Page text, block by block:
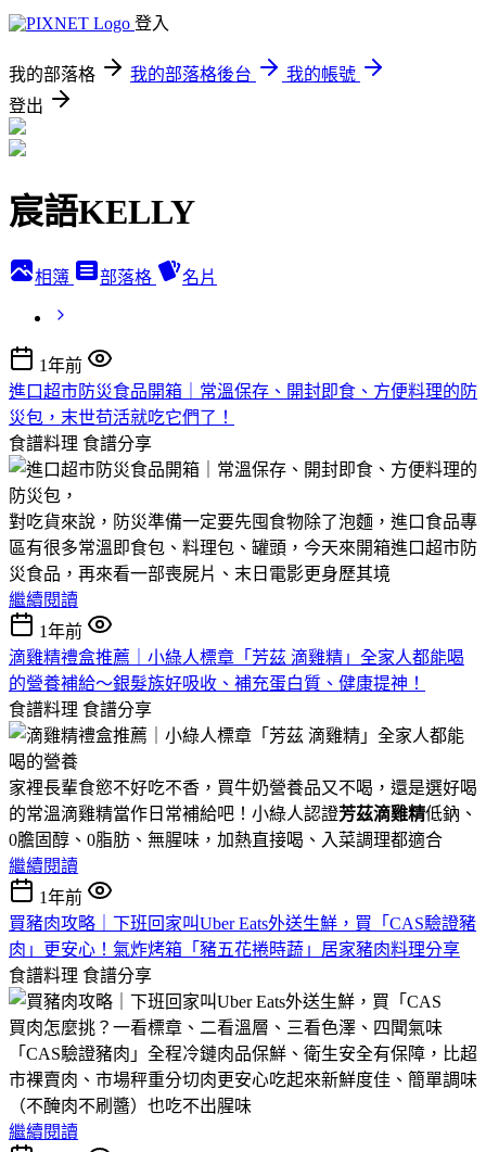
登入
我的部落格 我的部落格後台
我的帳號
登出
宸語KELLY
相簿 部落格 名片
1年前
進口超市防災食品開箱｜常溫保存、開封即食、方便料理的防
災包，末世苟活就吃它們了！
食譜料理 食譜分享
對吃貨來說，防災準備一定要先囤食物除了泡麵，進口食品專
區有很多常溫即食包、料理包、罐頭，今天來開箱進口超市防
災食品，再來看一部喪屍片、末日電影更身歷其境
繼續閱讀
1年前
滴雞精禮盒推薦｜小綠人標章「芳茲 滴雞精」全家人都能喝
的營養補給～銀髮族好吸收、補充蛋白質、健康提神！
食譜料理 食譜分享
家裡長輩食慾不好吃不香，買牛奶營養品又不喝，還是選好喝
的常溫滴雞精當作日常補給吧！小綠人認證芳茲滴雞精低鈉、
0膽固醇、0脂肪、無腥味，加熱直接喝、入菜調理都適合
繼續閱讀
1年前
買豬肉攻略｜下班回家叫Uber Eats外送生鮮，買「CAS驗證豬
肉」更安心！氣炸烤箱「豬五花捲時蔬」居家豬肉料理分享
食譜料理 食譜分享
買肉怎麼挑？一看標章、二看溫層、三看色澤、四聞氣味
「CAS驗證豬肉」全程冷鏈肉品保鮮、衛生安全有保障，比超
市裸賣肉、市場秤重分切肉更安心吃起來新鮮度佳、簡單調味
（不醃肉不刷醬）也吃不出腥味
繼續閱讀